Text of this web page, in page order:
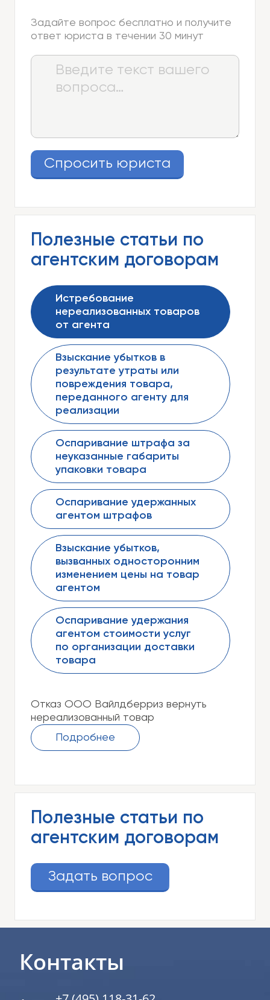
Задайте вопрос бесплатно и получите
ответ юриста в течении 30 минут
Спросить юриста
Полезные статьи по
агентским договорам
Истребование
нереализованных товаров
от агента
Взыскание убытков в
результате утраты или
повреждения товара,
переданного агенту для
реализации
Оспаривание штрафа за
неуказанные габариты
упаковки товара
Оспаривание удержанных
агентом штрафов
Взыскание убытков,
вызванных односторонним
изменением цены на товар
агентом
Оспаривание удержания
агентом стоимости услуг
по организации доставки
товара
Отказ ООО Вайлдберриз вернуть
нереализованный товар
Подробнее
Полезные статьи по
агентским договорам
Задать вопрос
Контакты